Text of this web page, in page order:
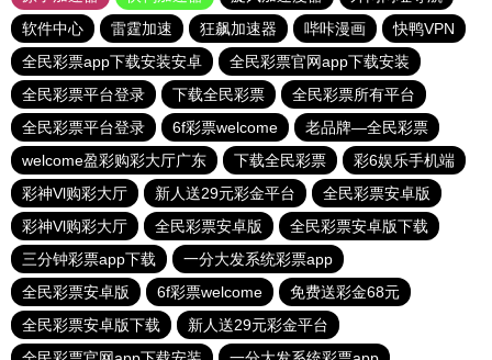
软件中心
雷霆加速 狂飙加速器 哔咔漫画
快鸭VPN
全民彩票app下载安装安卓
全民彩票官网app下载安装
全民彩票平台登录
下载全民彩票
全民彩票所有平台
全民彩票平台登录
6f彩票welcome
老品牌—全民彩票
welcome盈彩购彩大厅广东
下载全民彩票
彩6娱乐手机端
彩神Vl购彩大厅
新人送29元彩金平台
全民彩票安卓版
彩神Vl购彩大厅
全民彩票安卓版
全民彩票安卓版下载
三分钟彩票app下载
一分大发系统彩票app
全民彩票安卓版
6f彩票welcome
免费送彩金68元
全民彩票安卓版下载
新人送29元彩金平台